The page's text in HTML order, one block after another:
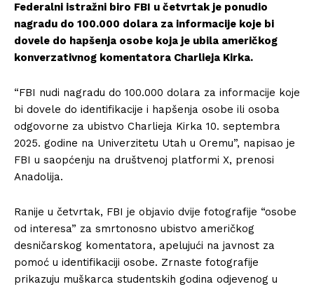
Federalni istražni biro FBI u četvrtak je ponudio
nagradu do 100.000 dolara za informacije koje bi
dovele do hapšenja osobe koja je ubila američkog
konverzativnog komentatora Charlieja Kirka.
“FBI nudi nagradu do 100.000 dolara za informacije koje
bi dovele do identifikacije i hapšenja osobe ili osoba
odgovorne za ubistvo Charlieja Kirka 10. septembra
2025. godine na Univerzitetu Utah u Oremu”, napisao je
FBI u saopćenju na društvenoj platformi X, prenosi
Anadolija.
Ranije u četvrtak, FBI je objavio dvije fotografije “osobe
od interesa” za smrtonosno ubistvo američkog
desničarskog komentatora, apelujući na javnost za
pomoć u identifikaciji osobe. Zrnaste fotografije
prikazuju muškarca studentskih godina odjevenog u